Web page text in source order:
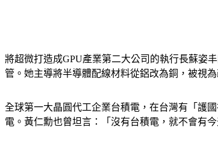
將超微打造成GPU產業第二大公司的執行長蘇姿
管。她主導將半導體配線材料從鋁改為銅，被視
全球第一大晶圓代工企業台積電，在台灣有「護
電。黃仁勳也曾坦言：「沒有台積電，就不會有今